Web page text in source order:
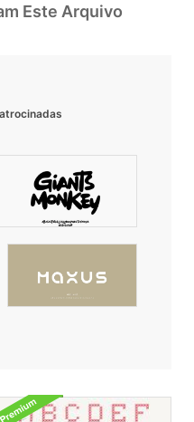
Este Arquivo